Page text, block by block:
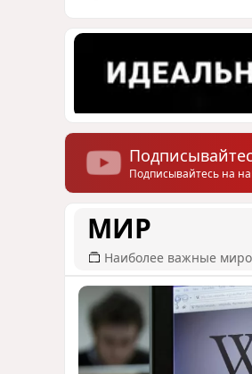
Подписывайтесь на
МИР
Наиболее важные